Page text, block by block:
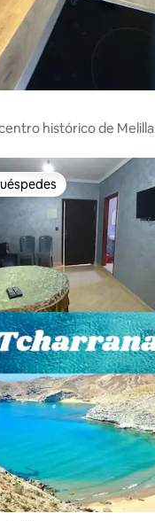
histórico de Melilla